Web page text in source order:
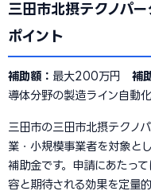
三田市北摂テクノパ
ポイント
補助額： 最大200万円 補
導体分野の製造ライン自動
三田市の三田市北摂テクノ
業・小規模事業者を対象と
補助金です。申請にあたっ
容と期待される効果を定量